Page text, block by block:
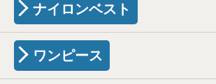
ナイロンベスト
ワンピース